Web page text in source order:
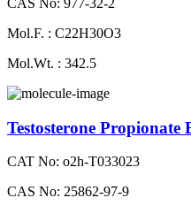
CAS No: 977-32-2
Mol.F. : C22H30O3
Mol.Wt. : 342.5
Testosterone
CAT No: o2h-T033023
CAS No: 25862-97-9